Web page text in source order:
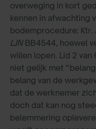
overweging in kort
kennen in afwachting
bodemprocedure:
LJNBB4544, hoewel
willen lopen. Lid 2
niet gelijk met
belang van de
dat de werknemer
doch dat kan nog
belemmering